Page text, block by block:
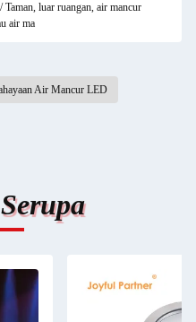
Taman, luar ruangan, air mancur
air ma
Air Mancur LED